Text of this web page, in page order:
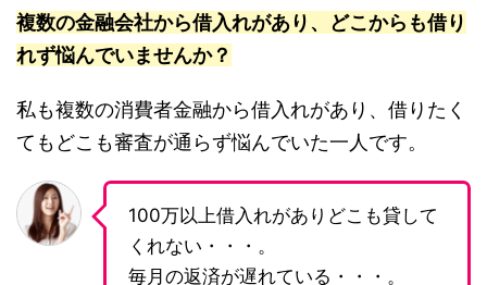
複数の金融会社から借入れがあり、どこからも借り
れず悩んでいませんか？
私も複数の消費者金融から借入れがあり、借りたく
てもどこも審査が通らず悩んでいた一人です。
100万以上借入れがありどこも貸して
くれない・・・。
毎月の返済が遅れている・・・。